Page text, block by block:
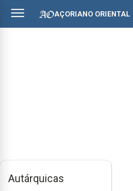
AÇORIANO ORIENTAL
Autárquicas